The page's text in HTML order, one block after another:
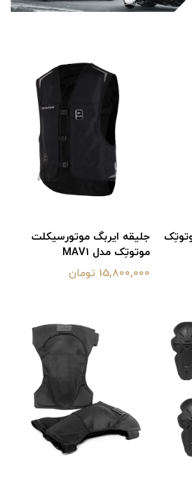
جلیقه ایربگ موتورسیکلت
موتوتِک مدل MAV1
15,800,000 تومان